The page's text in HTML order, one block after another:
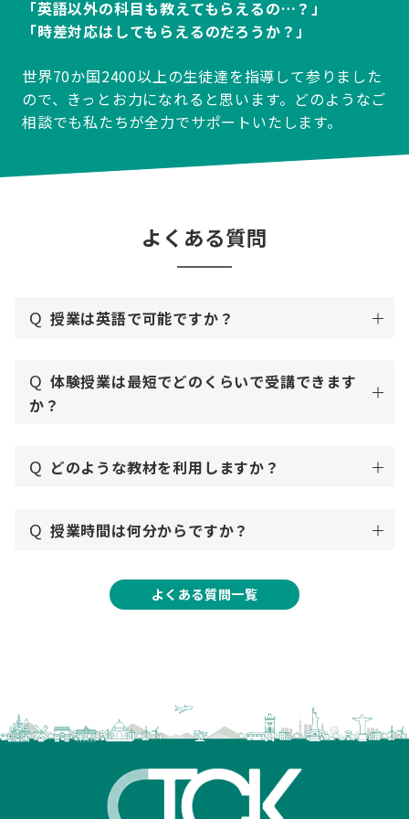
「英語以外の科目も教えてもらえるの…？」
「時差対応はしてもらえるのだろうか？」
世界70か国2400以上の生徒達を指導して参りました
ので、きっとお力になれると思います。どのようなご
相談でも私たちが全力でサポートいたします。
よくある質問
Q 授業は英語で可能ですか？
Q 体験授業は最短でどのくらいで受講できます
か？
Q どのような教材を利用しますか？
Q 授業時間は何分からですか？
よくある質問一覧